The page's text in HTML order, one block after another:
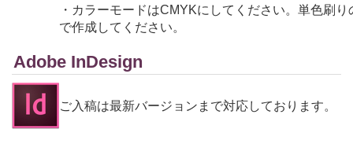
・カラーモードはCMYKにしてください。単色刷
で作成してください。
Adobe InDesign
ご入稿は最新バージョンまで対応しております。